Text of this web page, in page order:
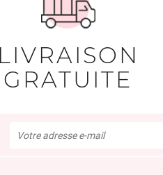
LIVRAISON
GRATUITE